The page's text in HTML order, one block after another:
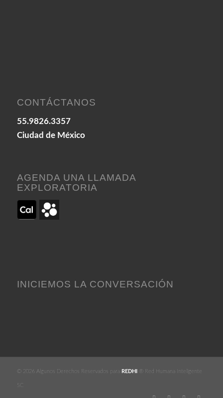
CONTÁCTANOS
55.9826.3357
Ciudad de México
AGENDA UNA LLAMADA
EXPLORATORIA
INICIEMOS LA CONVERSACIÓN
© 2026 Algunos Derechos Reservados para REDHI ® Red Humana Inteligente